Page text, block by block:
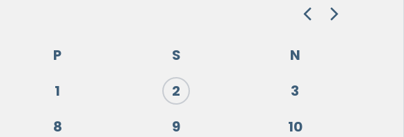
P S
N
1
2
3
8 9
10